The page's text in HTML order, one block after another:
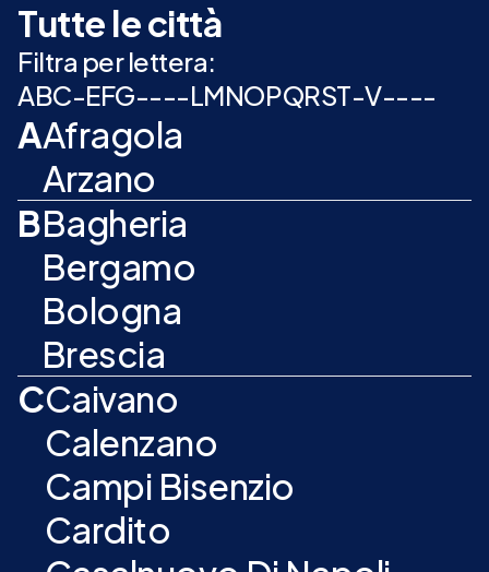
Tutte le città
Filtra per lettera:
ABC-EFG----LMNOPQRST-V----
AAfragola
Arzano
BBagheria
Bergamo
Bologna
Brescia
CCaivano
Calenzano
Campi Bisenzio
Cardito